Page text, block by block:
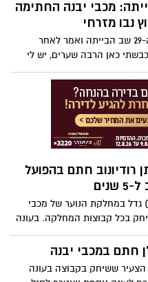
מכבי יבנה החתימה
נבו מזרחי
החלוץ בן ה-29 שב הבייתה ואמר לאחר
כאן הרבה שערים, יש לי
אלי כהן בירך על ההחתמה
"החלוץ הנכון במקום הנכון"
רודיונוב חתם בהפועל
רודיונוב (19) גדל במחלקת הנוער של מכבי
בכל קבוצות המחלקה. בעונה
לקבוצה הבוגרת שם תפס מקום
ב-19 משחקים
חתם במכבי יבנה
הצעיר ששיחק בקבוצה בעונה